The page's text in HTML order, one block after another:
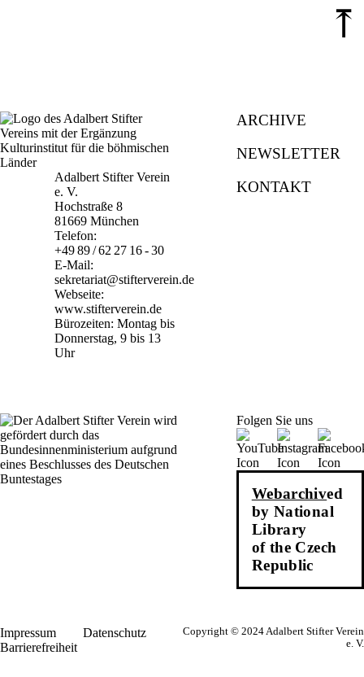
⤒
Adalbert Stifter Verein
e. V.
Hochstraße 8
81669 München
Telefon:
+49 89 / 62 27 16 - 30
E-Mail:
sekretariat@stifterverein.de
Webseite:
www.stifterverein.de
Bürozeiten: Montag bis
Donnerstag, 9 bis 13
Uhr
ARCHIVE
NEWSLETTER
KONTAKT
Folgen Sie uns
Webarchived
by National
Library
of the Czech
Republic
Impressum
Datenschutz
Barrierefreiheit
Copyright © 2024 Adalbert Stifter Verein
e. V.